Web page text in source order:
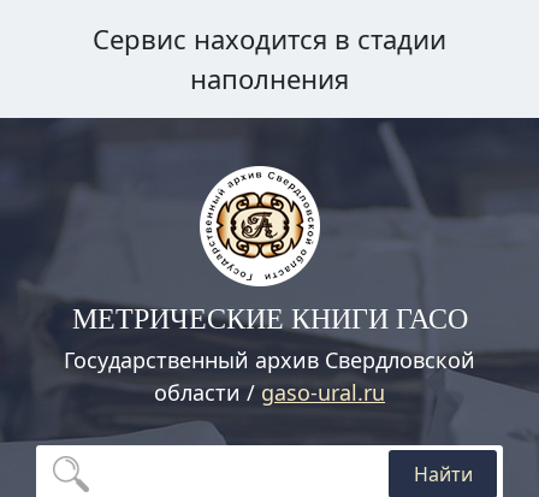
Сервис находится в стадии
наполнения
МЕТРИЧЕСКИЕ КНИГИ ГАСО
Государственный архив Свердловской
области / gaso-ural.ru
Найти